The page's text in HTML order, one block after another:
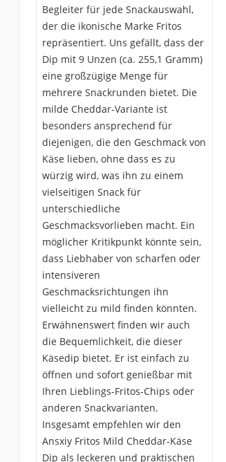
Begleiter für jede Snackauswahl,
der die ikonische Marke Fritos
repräsentiert. Uns gefällt, dass der
Dip mit 9 Unzen (ca. 255,1 Gramm)
eine großzügige Menge für
mehrere Snackrunden bietet. Die
milde Cheddar-Variante ist
besonders ansprechend für
diejenigen, die den Geschmack von
Käse lieben, ohne dass es zu
würzig wird, was ihn zu einem
vielseitigen Snack für
unterschiedliche
Geschmacksvorlieben macht. Ein
möglicher Kritikpunkt könnte sein,
dass Liebhaber von scharfen oder
intensiveren
Geschmacksrichtungen ihn
vielleicht zu mild finden könnten.
Erwähnenswert finden wir auch
die Bequemlichkeit, die dieser
Käsedip bietet. Er ist einfach zu
öffnen und sofort genießbar mit
Ihren Lieblings-Fritos-Chips oder
anderen Snackvarianten.
Insgesamt empfehlen wir den
Ansxiy Fritos Mild Cheddar-Käse
Dip als leckeren und praktischen